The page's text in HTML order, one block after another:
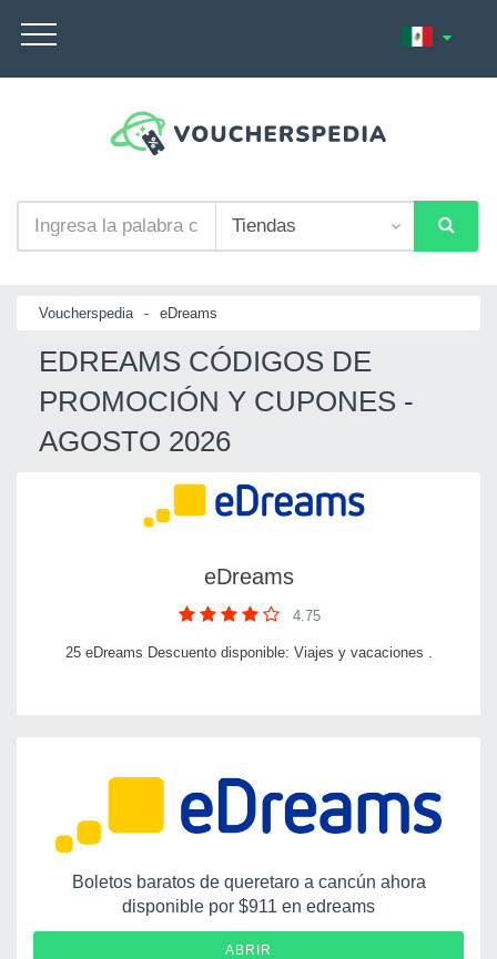
Voucherspedia - eDreams
EDREAMS CÓDIGOS DE
PROMOCIÓN Y CUPONES -
AGOSTO 2026
eDreams
4.75
25 eDreams Descuento disponible: Viajes y vacaciones .
Boletos baratos de queretaro a cancún ahora
disponible por $911 en edreams
ABRIR